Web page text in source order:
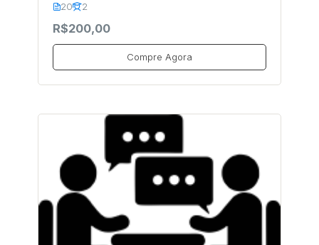
20 2
R$200,00
Compre Agora